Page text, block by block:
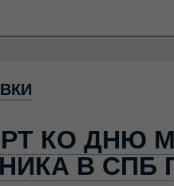
КО ДНЮ
В СПБ